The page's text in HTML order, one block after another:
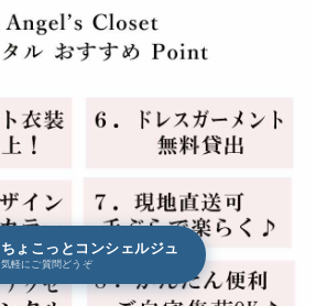
ちょこっとコンシェルジュ
気軽にご質問どうぞ